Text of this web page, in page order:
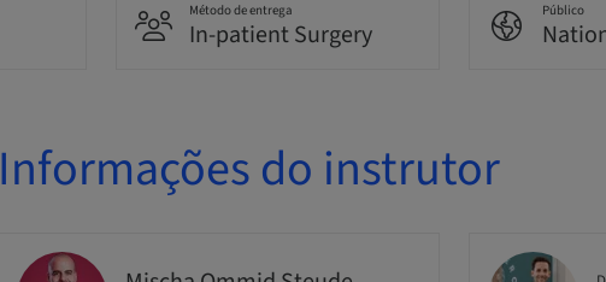
Método de entrega
In-patient Surgery
Público
Informações do instrutor